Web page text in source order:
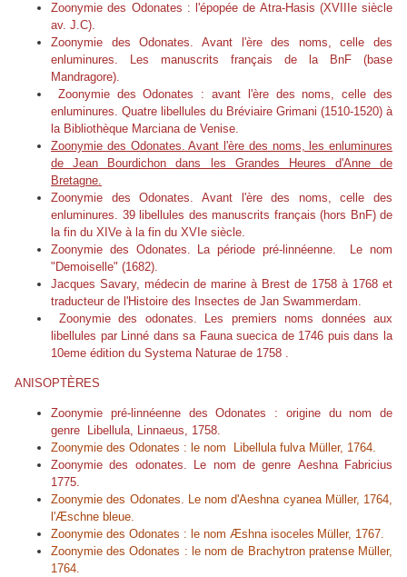
Zoonymie des Odonates : l'épopée de Atra-Hasis (XVIIIe siècle
av. J.C).
Zoonymie des Odonates. Avant l'ère des noms, celle des
enluminures. Les manuscrits français de la BnF (base
Mandragore).
Zoonymie des Odonates : avant l'ère des noms, celle des
enluminures. Quatre libellules du Bréviaire Grimani (1510-1520) à
la Bibliothèque Marciana de Venise.
Zoonymie des Odonates. Avant l'ère des noms, les enluminures
de Jean Bourdichon dans les Grandes Heures d'Anne de
Bretagne.
Zoonymie des Odonates. Avant l'ère des noms, celle des
enluminures. 39 libellules des manuscrits français (hors BnF) de
la fin du XIVe à la fin du XVIe siècle.
Zoonymie des Odonates. La période pré-linnéenne. Le nom
"Demoiselle" (1682).
Jacques Savary, médecin de marine à Brest de 1758 à 1768 et
traducteur de l'Histoire des Insectes de Jan Swammerdam.
Zoonymie des odonates. Les premiers noms données aux
libellules par Linné dans sa Fauna suecica de 1746 puis dans la
10eme édition du Systema Naturae de 1758 .
ANISOPTÈRES
Zoonymie pré-linnéenne des Odonates : origine du nom de
genre
Libellula, Linnaeus, 1758.
Zoonymie des Odonates : le nom Libellula fulva Müller, 1764.
Zoonymie des odonates. Le nom de genre Aeshna Fabricius
1775.
Zoonymie des Odonates. Le nom d'Aeshna cyanea Müller, 1764,
l'Æschne bleue.
Zoonymie des Odonates : le nom Æshna isoceles Müller, 1767.
Zoonymie des Odonates : le nom de Brachytron pratenseMüller,
1764.